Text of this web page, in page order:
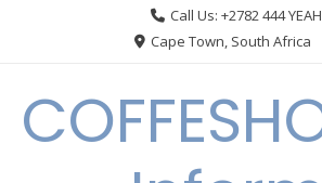
Call Us: +2782 444 YEAH
Cape Town, South Africa